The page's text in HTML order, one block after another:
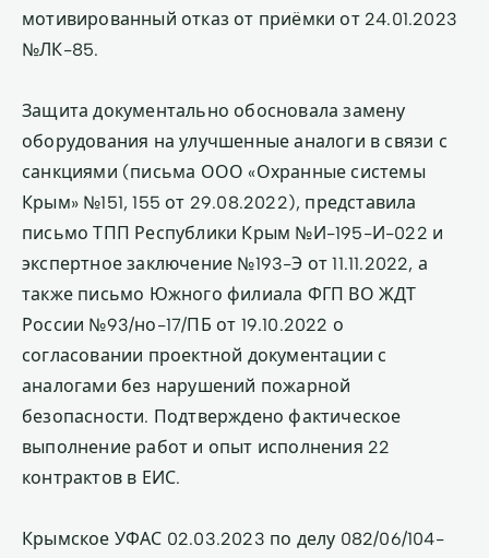
мотивированный отказ от приёмки от 24.01.2023
№ЛК-85.
Защита документально обосновала замену
оборудования на улучшенные аналоги в связи с
санкциями (письма ООО «Охранные системы
Крым» №151, 155 от 29.08.2022), представила
письмо ТПП Республики Крым №И-195-И-022 и
экспертное заключение №193-Э от 11.11.2022, а
также письмо Южного филиала ФГП ВО ЖДТ
России №93/но-17/ПБ от 19.10.2022 о
согласовании проектной документации с
аналогами без нарушений пожарной
безопасности. Подтверждено фактическое
выполнение работ и опыт исполнения 22
контрактов в ЕИС.
Крымское УФАС 02.03.2023 по делу 082/06/104-